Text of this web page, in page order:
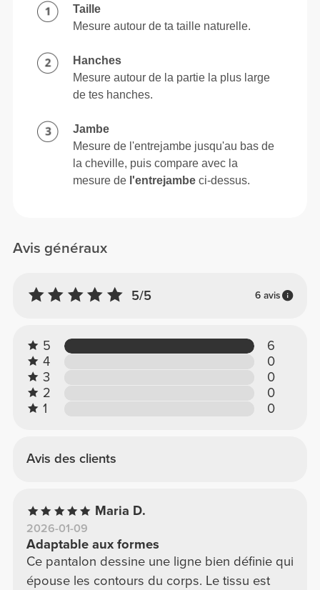
Avis généraux
5/5 6 avis
5
6
4
0
3
0
2
0
1
0
Avis des clients
Maria D.
2026-01-09
Adaptable aux formes
Ce pantalon dessine une ligne bien définie qui
épouse les contours du corps. Le tissu est
Taille
Mesure autour de ta taille naturelle.
Hanches
Mesure autour de la partie la plus large
de tes hanches.
Jambe
Mesure de l'entrejambe jusqu'au bas de
la cheville, puis compare avec la
mesure de l'entrejambe ci-dessus.